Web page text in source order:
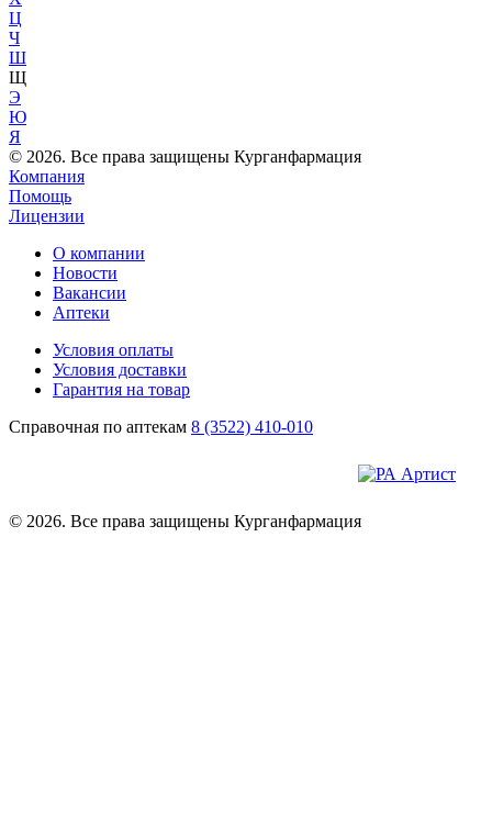
Ц
Ч
Ш
Щ
Э
Ю
Я
© 2026. Все права защищены Курганфармация
Компания
Помощь
Лицензии
О компании
Новости
Вакансии
Аптеки
Условия оплаты
Условия доставки
Гарантия на товар
Справочная по аптекам 8 (3522) 410-010
© 2026. Все права защищены Курганфармация